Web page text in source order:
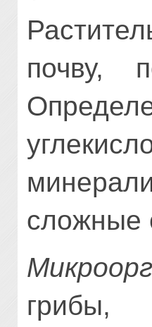
почву,
сложные